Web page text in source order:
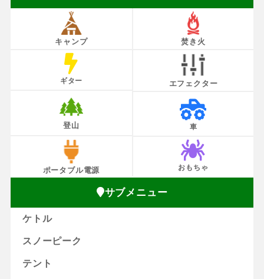
キャンプ 焚き火
ギター エフェクター
登山 車
ポータブル電源 おもちゃ
サブメニュー
ケトル
スノーピーク
テント